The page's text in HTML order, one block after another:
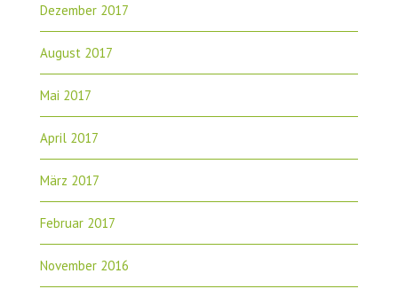
Dezember 2017
August 2017
Mai 2017
April 2017
März 2017
Februar 2017
November 2016